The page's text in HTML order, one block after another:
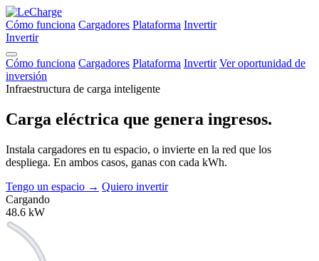
Cómo funciona Cargadores Plataforma Invertir
Invertir
Cómo funciona Cargadores Plataforma Invertir Ver oportunidad de
inversión
Infraestructura de carga inteligente
Carga eléctrica que genera ingresos.
Instala cargadores en tu espacio, o invierte en la red que los
despliega. En ambos casos, ganas con cada kWh.
Tengo un espacio → Quiero invertir
Cargando
48.6 kW